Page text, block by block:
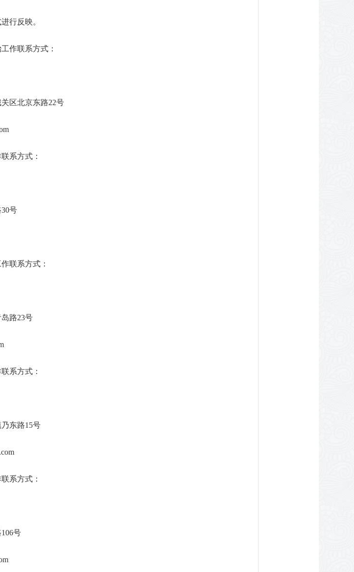
行反映。
作联系方式：
区北京东路22号
系方式：
号
联系方式：
路23号
系方式：
东路15号
系方式：
号